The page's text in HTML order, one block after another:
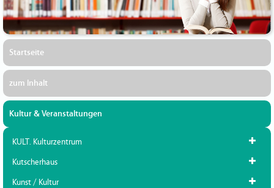
Startseite
zum Inhalt
Kultur & Veranstaltungen
KULT. Kulturzentrum
Kutscherhaus
Kunst / Kultur